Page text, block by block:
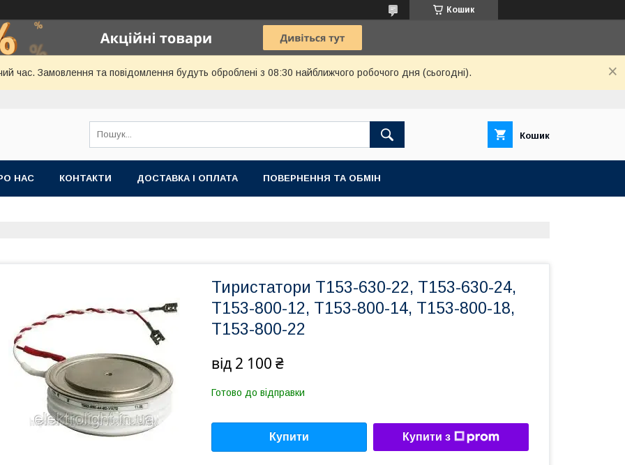
Кошик
час. Замовлення та повідомлення будуть оброблені з 08:30 найближчого робочого дня (сьогодні).
Кошик
НАС КОНТАКТИ ДОСТАВКА І ОПЛАТА ПОВЕРНЕННЯ ТА ОБМІН
Тиристатори Т153-630-22, Т153-630-24,
Т153-800-12, Т153-800-14, Т153-800-18,
Т153-800-22
від 2 100 ₴
Готово до відправки
Купити Купити з